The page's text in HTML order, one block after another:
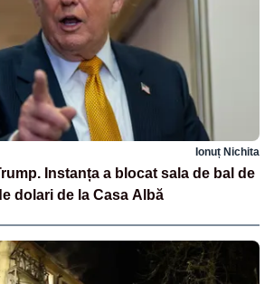
Ionuț Nichita
Instanța a blocat sala de bal de
dolari de la Casa Albă